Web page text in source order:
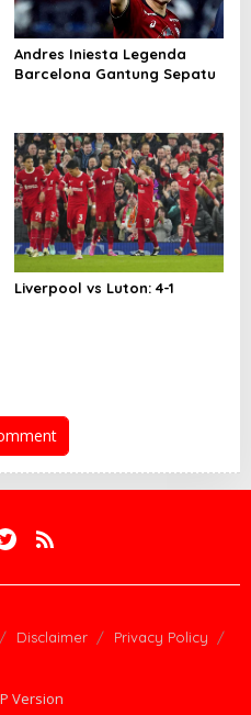
Andres Iniesta Legenda
Barcelona Gantung Sepatu
Liverpool vs Luton: 4-1
Disclaimer
Privacy Policy
Version